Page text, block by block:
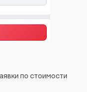
по стоимости